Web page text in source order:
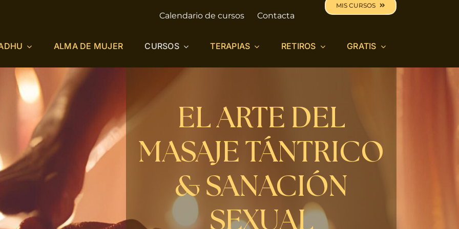
Calendario de cursos Contacta
MIS CURSOS
ALMA DE MUJER CURSOS TERAPIAS RETIROS GRATIS
EL ARTE DEL
MASAJE TÁNTRICO
& SANACIÓN
SEXUAL